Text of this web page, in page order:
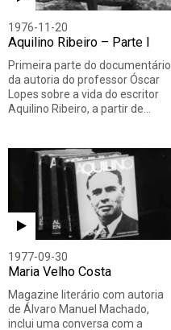
1976-11-20
Aquilino Ribeiro – Parte I
Primeira parte do documentário
da autoria do professor Óscar
Lopes sobre a vida do escritor
Aquilino Ribeiro, a partir de…
1977-09-30
Maria Velho Costa
Magazine literário com autoria
de Álvaro Manuel Machado,
inclui uma conversa com a